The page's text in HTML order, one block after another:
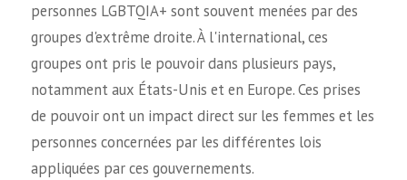
personnes LGBTQIA+ sont souvent menées par des
groupes d'extrême droite. À l'international, ces
groupes ont pris le pouvoir dans plusieurs pays,
notamment aux États-Unis et en Europe. Ces prises
de pouvoir ont un impact direct sur les femmes et les
personnes concernées par les différentes lois
appliquées par ces gouvernements.